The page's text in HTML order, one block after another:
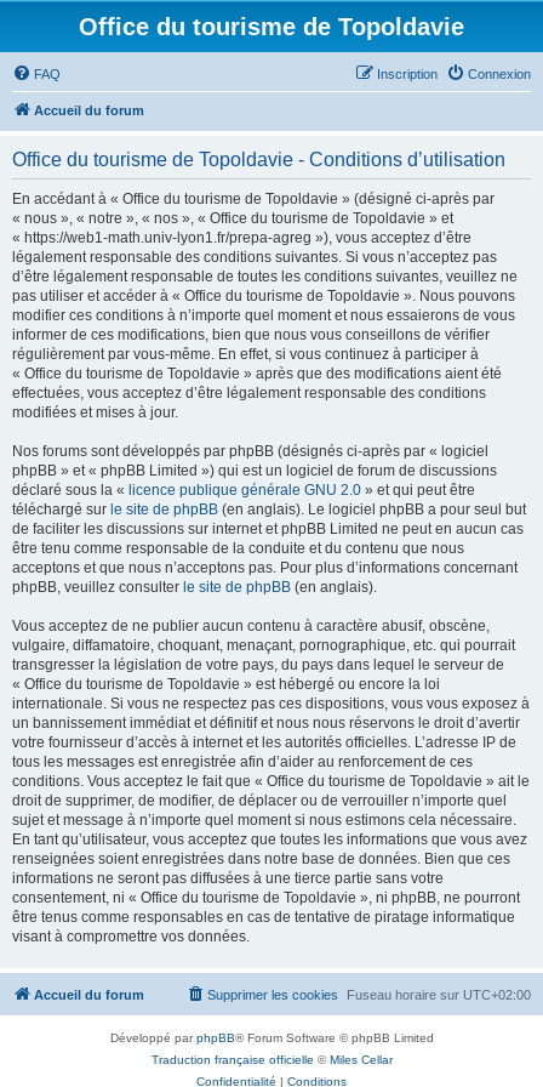
Office du tourisme de Topoldavie
FAQ Connexion
Inscription
Accueil du forum
Office du tourisme de Topoldavie - Conditions d’utilisation
En accédant à « Office du tourisme de Topoldavie » (désigné ci-après par
« nous », « notre », « nos », « Office du tourisme de Topoldavie » et
« https://web1-math.univ-lyon1.fr/prepa-agreg »), vous acceptez d’être
légalement responsable des conditions suivantes. Si vous n’acceptez pas
d’être légalement responsable de toutes les conditions suivantes, veuillez ne
pas utiliser et accéder à « Office du tourisme de Topoldavie ». Nous pouvons
modifier ces conditions à n’importe quel moment et nous essaierons de vous
informer de ces modifications, bien que nous vous conseillons de vérifier
régulièrement par vous-même. En effet, si vous continuez à participer à
« Office du tourisme de Topoldavie » après que des modifications aient été
effectuées, vous acceptez d’être légalement responsable des conditions
modifiées et mises à jour.
Nos forums sont développés par phpBB (désignés ci-après par « logiciel
phpBB » et « phpBB Limited ») qui est un logiciel de forum de discussions
déclaré sous la « licence publique générale GNU 2.0 » et qui peut être
téléchargé sur le site de phpBB (en anglais). Le logiciel phpBB a pour seul but
de faciliter les discussions sur internet et phpBB Limited ne peut en aucun cas
être tenu comme responsable de la conduite et du contenu que nous
acceptons et que nous n’acceptons pas. Pour plus d’informations concernant
phpBB, veuillez consulter le site de phpBB (en anglais).
Vous acceptez de ne publier aucun contenu à caractère abusif, obscène,
vulgaire, diffamatoire, choquant, menaçant, pornographique, etc. qui pourrait
transgresser la législation de votre pays, du pays dans lequel le serveur de
« Office du tourisme de Topoldavie » est hébergé ou encore la loi
internationale. Si vous ne respectez pas ces dispositions, vous vous exposez à
un bannissement immédiat et définitif et nous nous réservons le droit d’avertir
votre fournisseur d’accès à internet et les autorités officielles. L’adresse IP de
tous les messages est enregistrée afin d’aider au renforcement de ces
conditions. Vous acceptez le fait que « Office du tourisme de Topoldavie » ait le
droit de supprimer, de modifier, de déplacer ou de verrouiller n’importe quel
sujet et message à n’importe quel moment si nous estimons cela nécessaire.
En tant qu’utilisateur, vous acceptez que toutes les informations que vous avez
renseignées soient enregistrées dans notre base de données. Bien que ces
informations ne seront pas diffusées à une tierce partie sans votre
consentement, ni « Office du tourisme de Topoldavie », ni phpBB, ne pourront
être tenus comme responsables en cas de tentative de piratage informatique
visant à compromettre vos données.
Accueil du forum Fuseau horaire sur UTC+02:00
Supprimer les cookies
Développé parphpBB® Forum Software © phpBB Limited
Traduction française officielle ©Miles Cellar
Confidentialité | Conditions